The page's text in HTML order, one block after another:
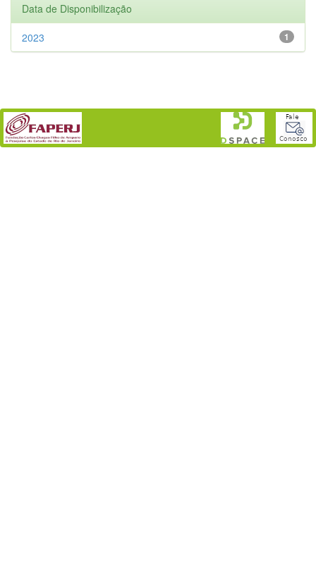
Data de Disponibilização
1
2023